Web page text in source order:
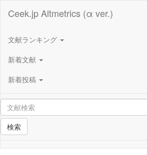
Ceek.jp Altmetrics (α ver.)
文献ランキング
新着文献
新着投稿
検索